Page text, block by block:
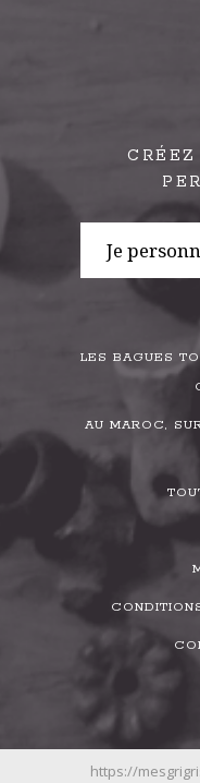
Je
LES BAGUES
AU MAROC,
https://